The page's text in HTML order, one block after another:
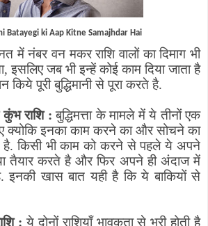
Batayegi ki Aap Kitne Samajhdar Hai
में नंबर वन मकर राशि वालों का दिमाग भी
, इसलिए जब भी इन्हें कोई काम दिया जाता है
किये पूरी बुद्धिमानी से पूरा करते है.
राशि : बुद्धिमत्ता के मामले में ये तीनों एक
क्योकि इनका काम करने का और सोचने का
किसी भी काम को करने से पहले ये अपने
तैयार करते है और फिर अपने ही अंदाज में
इनकी खास बात यही है कि ये बाकियों से
: ये दोनों राशियाँ भावुकता से भरी होती है